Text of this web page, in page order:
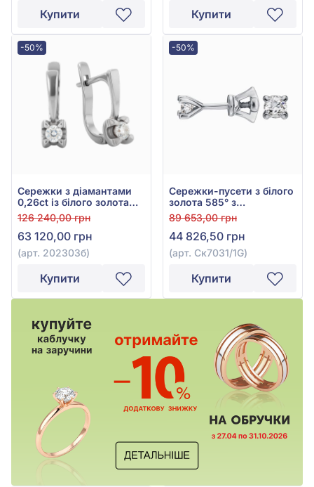
Купити Купити
-50%
Сережки з діамантами
0,26ct із білого золота
585°, арт. 202303б
126 240,00 грн
63 120,00 грн
(арт. 202303б)
Купити
-50%
Сережки-пусети з білого
золота 585° з
діамантами 0,38ct, арт.
Ск7031/1G
89 653,00 грн
44 826,50 грн
(арт. Ск7031/1G)
Купити